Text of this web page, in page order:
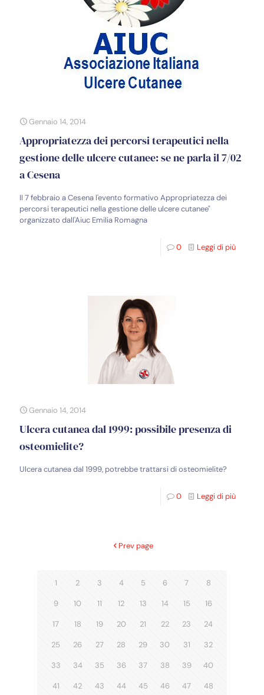
Gennaio 14, 2014
Appropriatezza dei percorsi terapeutici nella
gestione delle ulcere cutanee: se ne parla il 7/02
a Cesena
Il 7 febbraio a Cesena l'evento formativo Appropriatezza dei
percorsi terapeutici nella gestione delle ulcere cutanee"
organizzato dall'Aiuc Emilia Romagna
0 Leggi di più
Gennaio 14, 2014
Ulcera cutanea dal 1999: possibile presenza di
osteomielite?
Ulcera cutanea dal 1999, potrebbe trattarsi di osteomielite?
0 Leggi di più
Prev page
1 2 3 4 5 6 7 8
9 10 11 12 13 14 15 16
17 18 19 20 21 22 23 24
25 26 27 28 29 30 31 32
33 34 35 36 37 38 39 40
41 42 43 44 45 46 47 48